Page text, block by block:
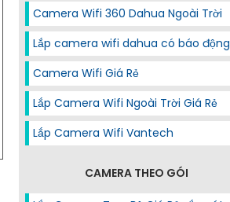
Camera Wifi 360 Dahua Ngoài Trời
Lắp camera wifi dahua có báo động
Camera Wifi Giá Rẻ
Lắp Camera Wifi Ngoài Trời Giá Rẻ
Lắp Camera Wifi Vantech
CAMERA THEO GÓI